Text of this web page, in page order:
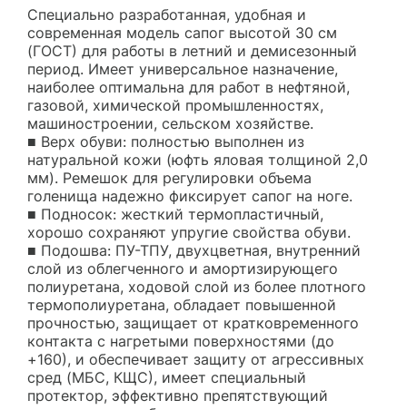
Специально разработанная, удобная и
современная модель сапог высотой 30 см
(ГОСТ) для работы в летний и демисезонный
период. Имеет универсальное назначение,
наиболее оптимальна для работ в нефтяной,
газовой, химической промышленностях,
машиностроении, сельском хозяйстве.
■ Верх обуви: полностью выполнен из
натуральной кожи (юфть яловая толщиной 2,0
мм). Ремешок для регулировки объема
голенища надежно фиксирует сапог на ноге.
■ Подносок: жесткий термопластичный,
хорошо сохраняют упругие свойства обуви.
■ Подошва: ПУ-ТПУ, двухцветная, внутренний
слой из облегченного и амортизирующего
полиуретана, ходовой слой из более плотного
термополиуретана, обладает повышенной
прочностью, защищает от кратковременного
контакта с нагретыми поверхностями (до
+160), и обеспечивает защиту от агрессивных
сред (МБС, КЩС), имеет специальный
протектор, эффективно препятствующий